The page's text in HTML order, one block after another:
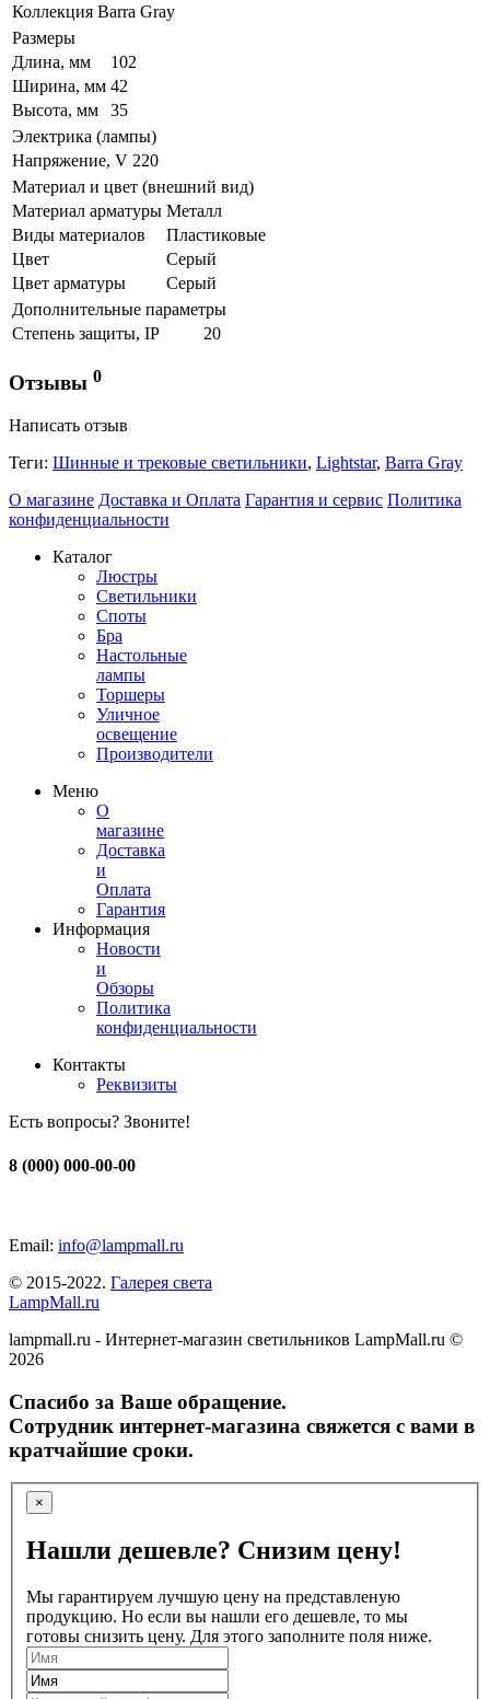
Коллекция Barra Gray
Размеры
Длина, мм
102
Ширина, мм 42
Высота, мм
35
Электрика (лампы)
Напряжение, V 220
Материал и цвет (внешний вид)
Материал арматуры Металл
Виды материалов
Пластиковые
Цвет
Серый
Цвет арматуры
Серый
Дополнительные параметры
Степень защиты, IP
20
Отзывы 0
Написать отзыв
Теги: Шинные и трековые светильники, Lightstar, Barra Gray
О магазине Доставка и Оплата Гарантия и сервис Политика
конфиденциальности
Каталог
Люстры
Светильники
Споты
Бра
Настольные
лампы
Торшеры
Уличное
освещение
Производители
Меню
О
магазине
Доставка
и
Оплата
Гарантия
Информация
Новости
и
Обзоры
Политика
конфиденциальности
Контакты
Реквизиты
Есть вопросы? Звоните!
8 (000) 000-00-00
Email: info@lampmall.ru
© 2015-2022. Галерея света
LampMall.ru
lampmall.ru - Интернет-магазин светильников LampMall.ru ©
2026
Спасибо за Ваше обращение.
Сотрудник интернет-магазина свяжется с вами в
кратчайшие сроки.
×
Нашли дешевле? Снизим цену!
Мы гарантируем лучшую цену на представленую
продукцию. Но если вы нашли его дешевле, то мы
готовы снизить цену. Для этого заполните поля ниже.